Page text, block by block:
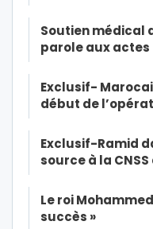
Soutien médical
parole aux actes
Exclusif-
début de
Exclusif-Ramid
source à la
Le roi
succès »